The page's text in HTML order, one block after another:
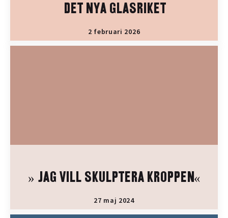
DET NYA GLASRIKET
2 februari 2026
» JAG VILL SKULPTERA KROPPEN«
27 maj 2024